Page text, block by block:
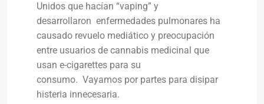
Unidos que hacían “vaping” y
desarrollaron enfermedades pulmonares ha
causado revuelo mediático y preocupación
entre usuarios de cannabis medicinal que
usan e-cigarettes para su
consumo. Vayamos por partes para disipar
histeria innecesaria.